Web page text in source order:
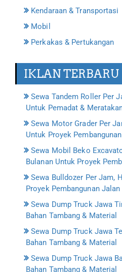
Kendaraan & Transportasi
Mobil
Perkakas & Pertukangan
IKLAN TERBARU
Sewa Tandem Roller Per
Untuk Pemadat &
Sewa Motor Grader Per
Untuk Proyek
Sewa Mobil Beko
Bulanan Untuk Proyek
Sewa Bulldozer Per Jam,
Proyek Pembangunan Jalan
Sewa Dump Truck Jawa
Bahan Tambang & Material
Sewa Dump Truck Jawa
Bahan Tambang & Material
Sewa Dump Truck Jawa
Bahan Tambang & Material